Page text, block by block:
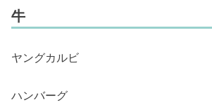
牛
ヤングカルビ
ハンバーグ